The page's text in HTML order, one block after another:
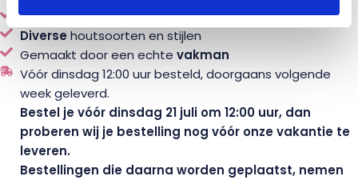
Eenvoudigonlinesamenstellen en bestellen
Diversehoutsoorten en stijlen
Gemaakt door een echte vakman
Vóór dinsdag 12:00 uur besteld, doorgaans volgende
week geleverd.
Bestel je vóór dinsdag 21 juli om 12:00 uur, dan
proberen wij je bestelling nog vóór onze vakantie te
leveren.
Bestellingen die daarna worden geplaatst, nemen